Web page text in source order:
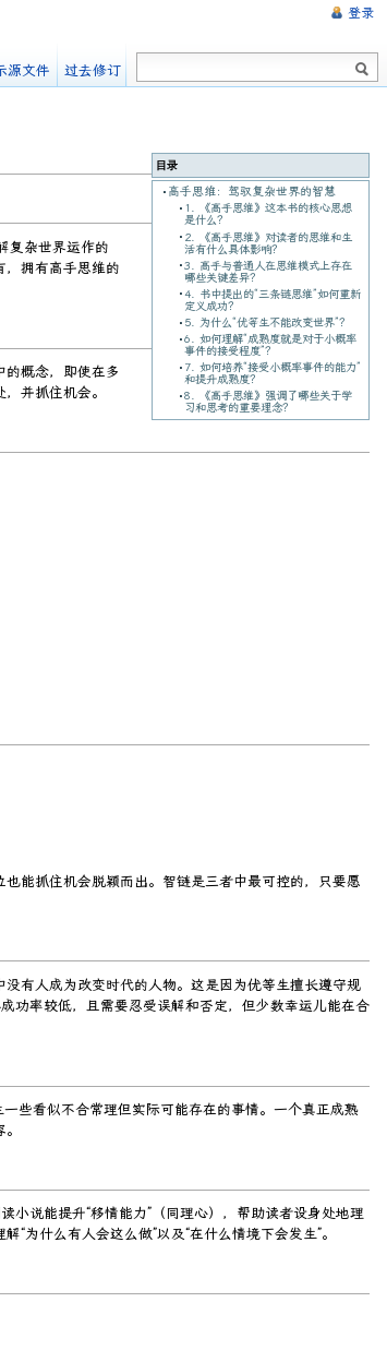
目录
高手思维：驾驭复杂世界的智慧
1. 《高手思维》这本书的核心思想
是什么？
2. 《高手思维》对读者的思维和生
活有什么具体影响？
3. 高手与普通人在思维模式上存在
哪些关键差异？
4. 书中提出的“三条链思维”如何重新
定义成功？
5. 为什么“优等生不能改变世界”？
6. 如何理解“成熟度就是对于小概率
事件的接受程度”？
7. 如何培养“接受小概率事件的能力”
和提升成熟度？
8. 《高手思维》强调了哪些关于学
习和思考的重要理念？
复杂世界运作的
，拥有高手思维的
的概念，即使在多
并抓住机会。
能抓住机会脱颖而出。智链是三者中最可控的，只要愿
有人成为改变时代的人物。这是因为优等生擅长遵守规
功率较低，且需要忍受误解和否定，但少数幸运儿能在合
些看似不合常理但实际可能存在的事情。一个真正成熟
小说能提升“移情能力”（同理心），帮助读者设身处地理
为什么有人会这么做”以及“在什么情境下会发生”。
登录
源文件 过去修订